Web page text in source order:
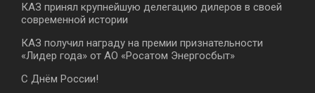
КАЗ принял крупнейшую делегацию дилеров в своей
современной истории
КАЗ получил награду на премии признательности
«Лидер года» от АО «Росатом Энергосбыт»
С Днём России!